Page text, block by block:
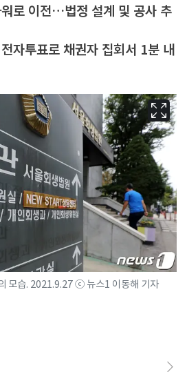
로 이전…법정 설계 및 공사 추
자투표로 채권자 집회서 1분 내
모습. 2021.9.27 ⓒ 뉴스1 이동해 기자